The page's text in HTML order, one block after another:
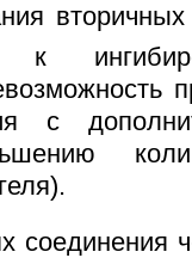
с
соединения